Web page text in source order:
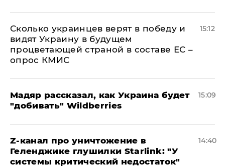
Сколько украинцев верят в победу и
видят Украину в будущем
процветающей страной в составе ЕС –
опрос КМИС
15:12
Мадяр рассказал, как Украина будет
"добивать" Wildberries
15:09
Z-канал про уничтожение в
Геленджике глушилки Starlink: "У
системы критический недостаток"
14:40